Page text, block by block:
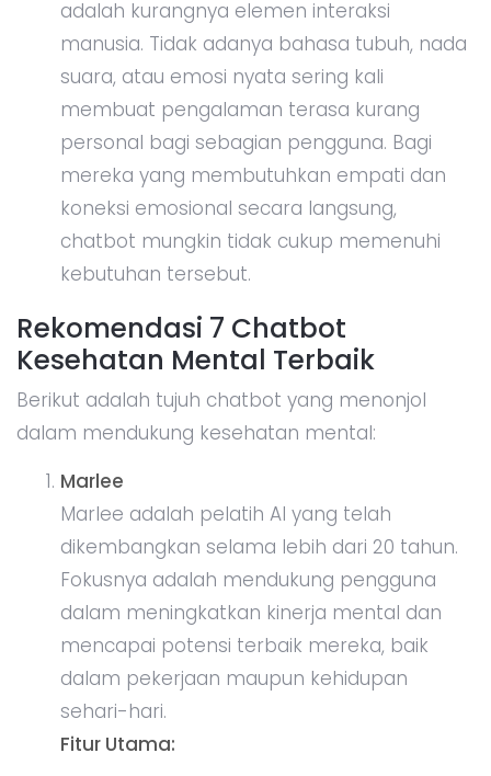
adalah kurangnya elemen interaksi
manusia. Tidak adanya bahasa tubuh, nada
suara, atau emosi nyata sering kali
membuat pengalaman terasa kurang
personal bagi sebagian pengguna. Bagi
mereka yang membutuhkan empati dan
koneksi emosional secara langsung,
chatbot mungkin tidak cukup memenuhi
kebutuhan tersebut.
Rekomendasi 7 Chatbot
Kesehatan Mental Terbaik
Berikut adalah tujuh chatbot yang menonjol
dalam mendukung kesehatan mental:
Marlee
Marlee adalah pelatih AI yang telah
dikembangkan selama lebih dari 20 tahun.
Fokusnya adalah mendukung pengguna
dalam meningkatkan kinerja mental dan
mencapai potensi terbaik mereka, baik
dalam pekerjaan maupun kehidupan
sehari-hari.
Fitur Utama: